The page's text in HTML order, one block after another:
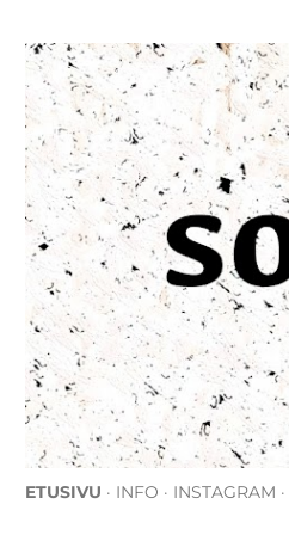
ETUSIVU INFO INSTAGRAM